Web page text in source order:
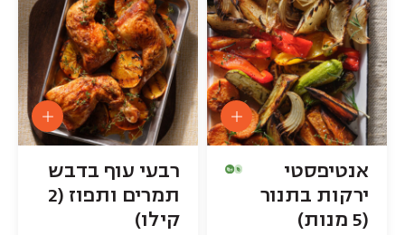
אנטיפסטי
ירקות בתנור
(5 מנות)
רבעי עוף בדבש
תמרים ותפוז (2
קילו)